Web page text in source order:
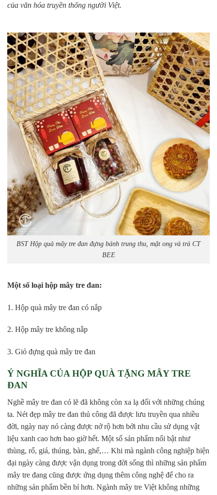
của văn hóa truyền thống người Việt.
BST Hộp quà mây tre đan đựng bánh trung thu, mật ong và trà CT
BEE
Một số loại hộp mây tre đan:
1. Hộp quà mây tre đan có nắp
2. Hộp mây tre không nắp
3. Giỏ đựng quà mây tre đan
Ý NGHĨA CỦA HỘP QUÀ TẶNG MÂY TRE
ĐAN
Nghề mây tre đan có lẽ đã không còn xa lạ đối với những chúng
ta. Nét đẹp mây tre đan thủ công đã được lưu truyền qua nhiều
đời, ngày nay nó càng được nở rộ hơn bởi nhu cầu sử dụng vật
liệu xanh cao hơn bao giờ hết. Một số sản phẩm nổi bật như
thùng, rổ, giá, thúng, bàn, ghế,… Khi mà ngành công nghiệp hiện
đại ngày càng được vận dụng trong đời sống thì những sản phẩm
mây tre đang cũng được ứng dụng thêm công nghệ để cho ra
những sản phẩm bền bỉ hơn. Ngành mây tre Việt không những